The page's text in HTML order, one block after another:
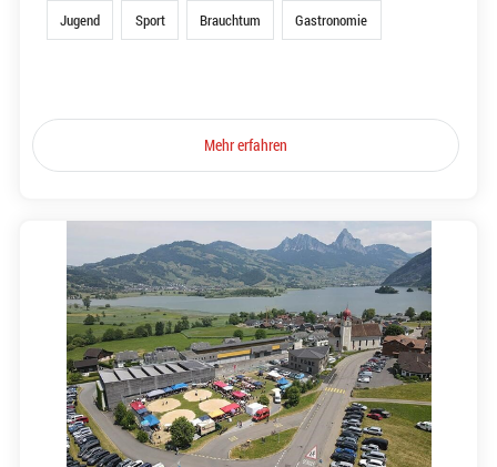
Jugend Sport Brauchtum Gastronomie
Mehr erfahren